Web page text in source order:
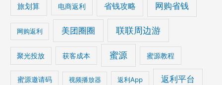
旅划算 电商返利 省钱攻略 网购省钱
网购返利 美团圈圈 联联周边游
聚光投放 获客成本 蜜源 蜜源教程
蜜源邀请码 视频播放器 返利App 返利平台